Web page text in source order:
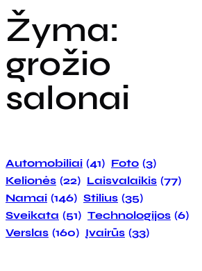
Žyma:
grožio
salonai
Automobiliai (41) Foto (3)
Kelionės (22) Laisvalaikis (77)
Namai (146) Stilius (35)
Sveikata (51) Technologijos (6)
Verslas (160) Įvairūs (33)